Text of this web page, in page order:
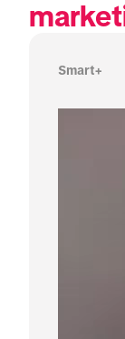
Smart+